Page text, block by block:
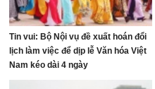
Tin vui: Bộ Nội vụ đề xuất hoán đổi
lịch làm việc để dịp lễ Văn hóa Việt
Nam kéo dài 4 ngày